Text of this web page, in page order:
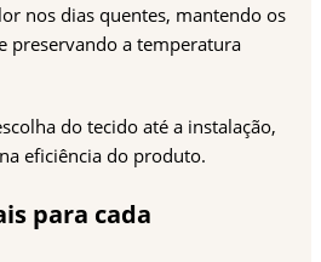
nos dias quentes, mantendo os
preservando a temperatura
do tecido até a instalação,
eficiência do produto.
para cada